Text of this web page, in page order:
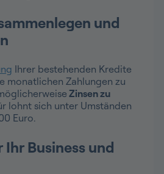
und
Ihrer bestehenden Kredite
monatlichen Zahlungen zu
Zinsen zu
lohnt sich unter Umständen
Euro.
Business und